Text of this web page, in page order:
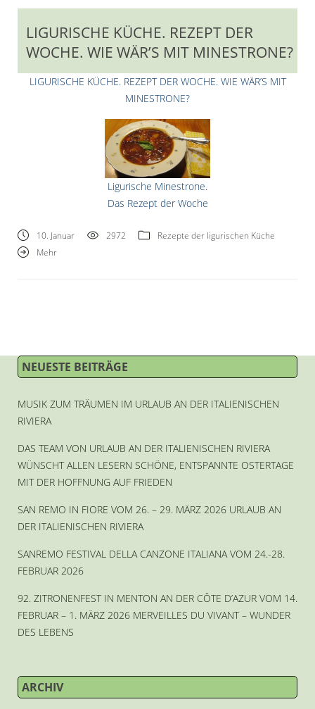
LIGURISCHE KÜCHE. REZEPT DER
WOCHE. WIE WÄR’S MIT MINESTRONE?
LIGURISCHE KÜCHE. REZEPT DER WOCHE. WIE WÄR’S MIT
MINESTRONE?
Ligurische Minestrone.
Das Rezept der Woche
10. Januar 2972
Rezepte der ligurischen Küche
Mehr
NEUESTE BEITRÄGE
MUSIK ZUM TRÄUMEN IM URLAUB AN DER ITALIENISCHEN
RIVIERA
DAS TEAM VON URLAUB AN DER ITALIENISCHEN RIVIERA
WÜNSCHT ALLEN LESERN SCHÖNE, ENTSPANNTE OSTERTAGE
MIT DER HOFFNUNG AUF FRIEDEN
SAN REMO IN FIORE VOM 26. – 29. MÄRZ 2026 URLAUB AN
DER ITALIENISCHEN RIVIERA
SANREMO FESTIVAL DELLA CANZONE ITALIANA VOM 24.-28.
FEBRUAR 2026
92. ZITRONENFEST IN MENTON AN DER CÔTE D’AZUR VOM 14.
FEBRUAR – 1. MÄRZ 2026 MERVEILLES DU VIVANT – WUNDER
DES LEBENS
ARCHIV